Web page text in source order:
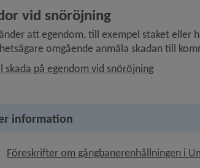
vid snöröjning
att egendom, till exempel staket eller
omgående anmäla skadan till
skada på egendom vid snöröjning
information
Föreskrifter om gångbanerenhållningen i